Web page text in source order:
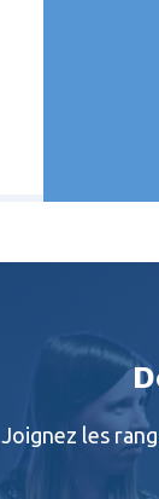
Joignez les